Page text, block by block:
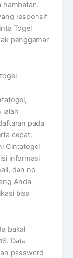
hambatan.
responsif
Togel
penggemar
ialah
pada
cepat.
Cintatogel
informasi
dan no
Anda
bisa
bakal
Data
password